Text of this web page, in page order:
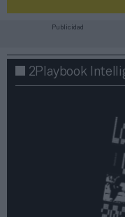
Publicidad
2Playbook